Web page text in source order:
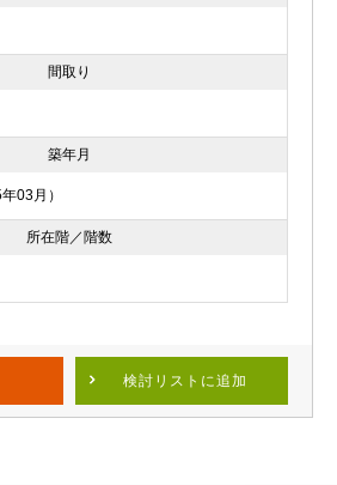
間取り
築年月
03月）
所在階／階数
検討リスト に追加